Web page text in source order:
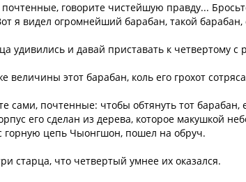
говорите чистейшую правду...
я видел огромнейший барабан, такой
удивились и давай приставать к четвертому с
величины этот барабан, коль его грохот
сами, почтенные: чтобы обтянуть тот барабан,
его сделан из дерева, которое макушкой
горную цепь Чыонгшон, пошел на обруч.
старца, что четвертый умнее их оказался.